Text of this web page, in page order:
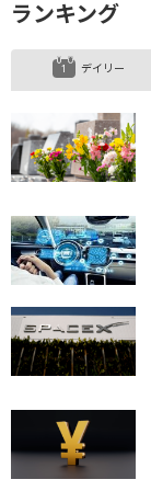
ランキング
デイリー